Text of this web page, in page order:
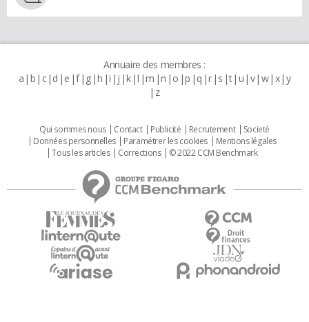
Annuaire des membres :
a b c d e f g h i j k l m n o p q r s t u v w x y
z
Qui sommes nous Contact Publicité Recrutement
Societé
Données personnelles
Paramétrer les cookies
Mentions légales
Tous les articles
Corrections © 2022 CCM Benchmark